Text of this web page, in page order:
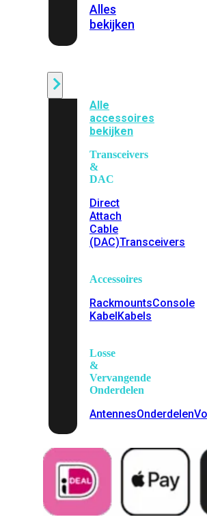
Alles
bekijken
Alle
accessoires
bekijken
Transceivers
&
DAC
Direct
Attach
Cable
(DAC)Transceivers
Accessoires
RackmountsConsole
KabelKabels
Losse
&
Vervangende
Onderdelen
AntennesOnderdelen